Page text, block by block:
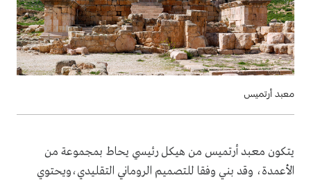
معبد أرتميس
يتكون معبد أرتميس من هيكل رئيسي يحاط بمجموعة من
الأعمدة، وقد بني وفقا للتصميم الروماني التقليدي،ويحتوي